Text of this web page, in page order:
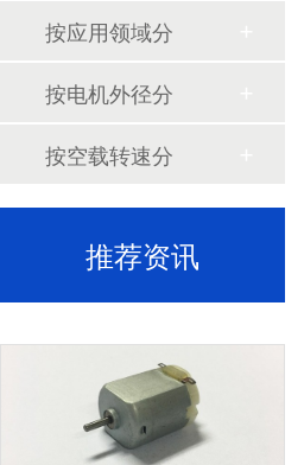
按应用领域分
按电机外径分
按空载转速分
推荐资讯